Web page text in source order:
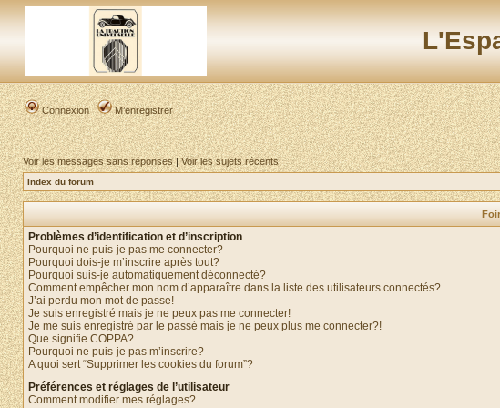
Connexion M’enregistrer
Voir les messages sans réponses|Voir les sujets récents
Index du forum
Problèmes d’identification et d’inscription
Pourquoi ne puis-je pas me connecter?
Pourquoi dois-je m’inscrire après tout?
Pourquoi suis-je automatiquement déconnecté?
Comment empêcher mon nom d’apparaître dans la liste des utilisateurs connectés?
J’ai perdu mon mot de passe!
Je suis enregistré mais je ne peux pas me connecter!
Je me suis enregistré par le passé mais je ne peux plus me connecter?!
Que signifie COPPA?
Pourquoi ne puis-je pas m’inscrire?
A quoi sert “Supprimer les cookies du forum”?
Préférences et réglages de l’utilisateur
Comment modifier mes réglages?